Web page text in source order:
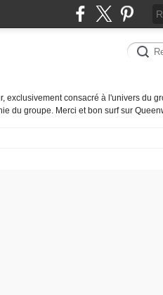
exclusivement consacré à l'univers du
du groupe. Merci et bon surf sur